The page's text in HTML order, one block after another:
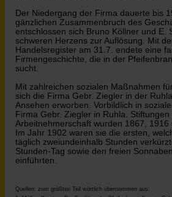
Der Niedergang der Firma dauerte bis
gänzlichen Zusammenbruch des
entschlossen sich Bruno Köllner und E.
schweren Herzens zur Auflösung. Mit
Handelsregister am 31.7. endete eine
Firmengeschichte, die in der
sucht.
Mit zahlreichen sozialen Maßnahmen
sich die Firma Gebr. Ziegler in der
Ansehen erworben. Vorbildlich in
Firma Gebr. Ziegler in Ruhla.
Arbeitnehmerschaft wurden 1867,
Im Jahr 1902 waren sie die ersten,
täglich zweiundeinhalb Stunden
Stunden-Tag sowie den freien
einführten.
Quellen: zum größten Teil wörtlich übernommen aus: